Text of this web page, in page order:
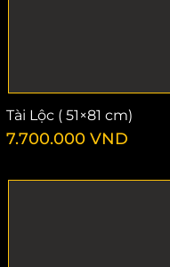
Tài Lộc ( 51×81 cm)
7.700.000 VND